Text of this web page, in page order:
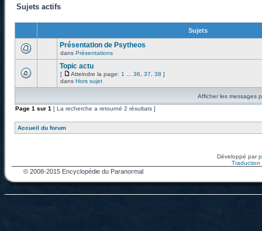
Sujets actifs
Sujets
Présentation de Psytheos
dans Présentations
Topic actu
[ Atteindre la page: 1 36 37 38 ]
dans Hors sujet
Afficher les messages
Page 1 sur 1 [ La recherche a retourné 2 résultats ]
Accueil du forum
Développé par
Traduction
© 2008-2015 Encyclopédie du Paranormal